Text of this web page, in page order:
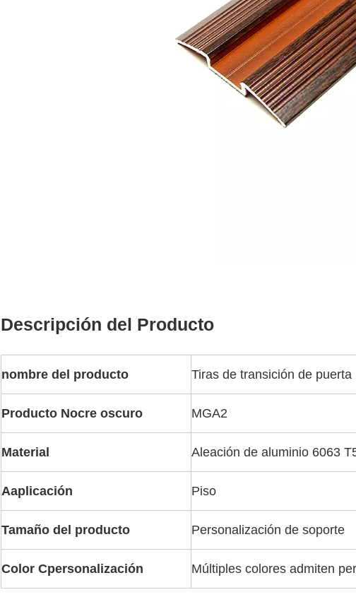
Descripción del Producto
nombre del producto Tiras de transición de puerta
Producto Nocre oscuro MGA2
Material Aleación de aluminio 6063
Aaplicación Piso
Tamaño del producto Personalización de soporte
Color Cpersonalización Múltiples colores admiten